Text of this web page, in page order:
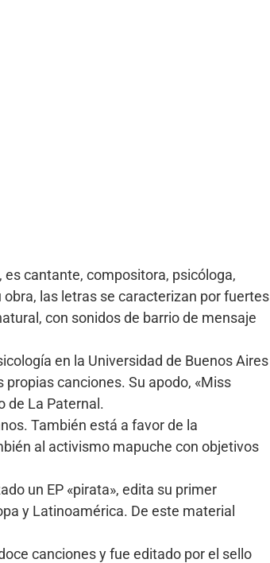
es cantante, compositora, psicóloga,
las letras se caracterizan por fuertes
con sonidos de barrio de mensaje
en la Universidad de Buenos Aires
canciones. Su apodo, «Miss
de La Paternal.
También está a favor de la
al activismo mapuche con objetivos
un EP «pirata», edita su primer
y Latinoamérica. De este material
canciones y fue editado por el sello